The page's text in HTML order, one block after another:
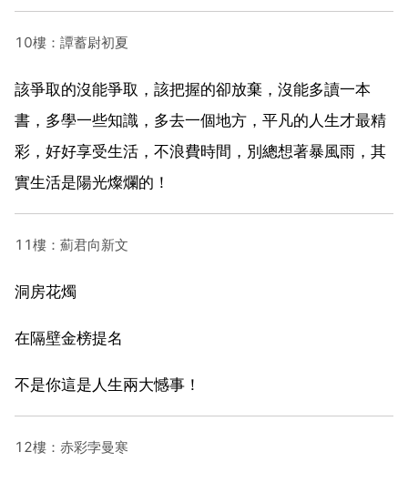
10樓：譚蓄尉初夏
該爭取的沒能爭取，該把握的卻放棄，沒能多讀一本
書，多學一些知識，多去一個地方，平凡的人生才最精
彩，好好享受生活，不浪費時間，別總想著暴風雨，其
實生活是陽光燦爛的！
11樓：薊君向新文
洞房花燭
在隔壁金榜提名
不是你這是人生兩大憾事！
12樓：赤彩孛曼寒